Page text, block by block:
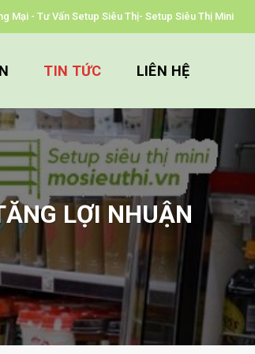
Mại - Tư Vấn Setup Siêu Thị- Setup Siêu Thị Mini
TIN TỨC LIÊN HỆ
LỢI NHUẬN